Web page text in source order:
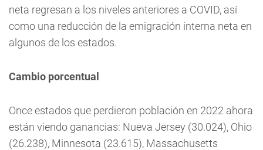
neta regresan a los niveles anteriores a COVID, así
como una reducción de la emigración interna neta en
algunos de los estados.
Cambio porcentual
Once estados que perdieron población en 2022 ahora
están viendo ganancias: Nueva Jersey (30.024), Ohio
(26.238), Minnesota (23.615), Massachusetts